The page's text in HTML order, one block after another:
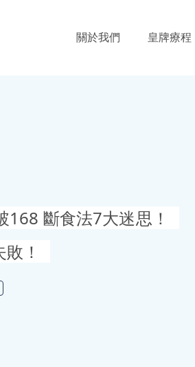
關於我們 皇牌療程
168 斷食法7大迷思！
！